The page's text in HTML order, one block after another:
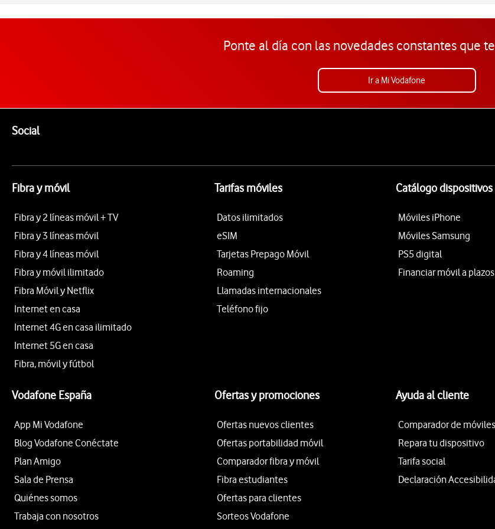
Ponte al día con las novedades constantes que
Ir a Mi Vodafone
SocialEnlaces a las redes sociales de Vodafone
Fibra y móvil
Fibra y 2 líneas móvil + TV
Fibra y 3 líneas móvil
Fibra y 4 líneas móvil
Fibra y móvil ilimitado
Fibra Móvil y Netflix
Internet en casa
Internet 4G en casa ilimitado
Internet 5G en casa
Fibra, móvil y fútbol
Tarifas móviles
Datos ilimitados
eSIM
Tarjetas Prepago Móvil
Roaming
Llamadas internacionales
Teléfono fijo
Catálogo dispositivos
Móviles iPhone
Móviles Samsung
PS5 digital
Financiar móvil a plazos
Vodafone España
App Mi Vodafone
Blog Vodafone Conéctate
Plan Amigo
Sala de Prensa
Quiénes somos
Trabaja con nosotros
Ofertas y promociones
Ofertas nuevos clientes
Ofertas portabilidad móvil
Comparador fibra y móvil
Fibra estudiantes
Ofertas para clientes
Sorteos Vodafone
Ayuda al cliente
Comparador de móviles
Repara tu dispositivo
Tarifa social
Declaración